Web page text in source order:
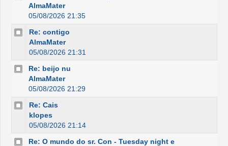
AlmaMater
05/08/2026 21:35
Re: contigo
AlmaMater
05/08/2026 21:31
Re: beijo nu
AlmaMater
05/08/2026 21:29
Re: Cais
klopes
05/08/2026 21:14
Re: O mundo do sr. Con - Tuesday night e